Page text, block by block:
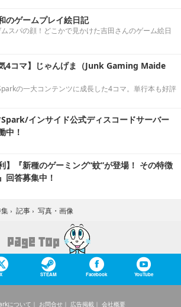
のゲームプレイ絵日記
スパの顔！どこかで見かけた吉田さんのゲーム絵日
気4コマ】じゃんげま（Junk Gaming Maide
の一大コンテンツに成長した4コマ。単行本も好評
インサイド公式ディスコードサーバー
中！
】『新種のゲーミング“蚊”が登場！ その特徴
回答募集中！
› 記事 › 写真・画像
X STEAM Facebook YouTube
について お問合せ 広告掲載 会社概要